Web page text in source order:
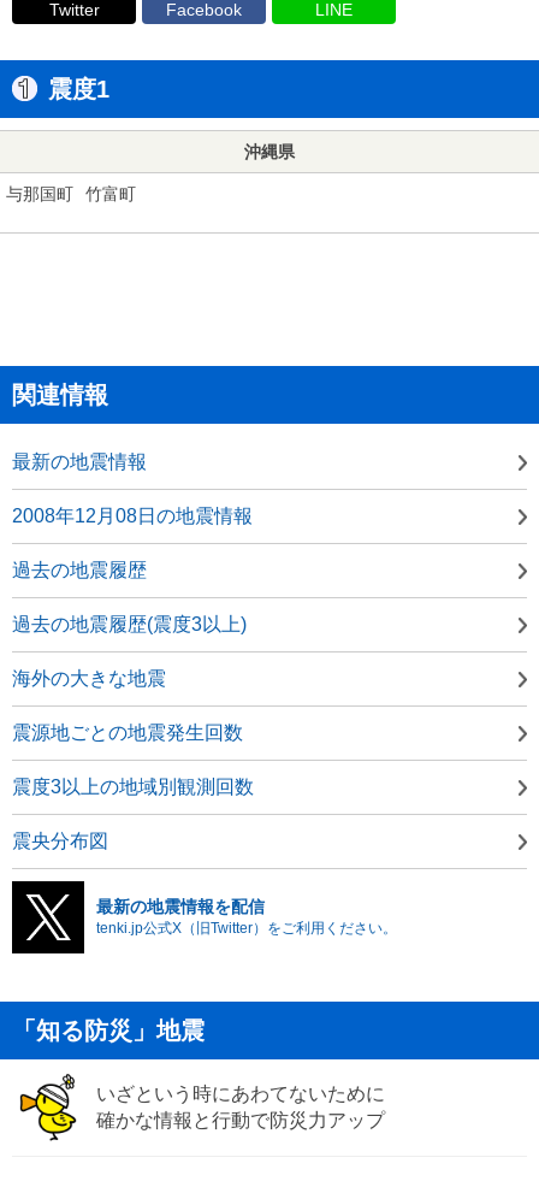
Twitter Facebook LINE
震度1
沖縄県
与那国町 竹富町
関連情報
最新の地震情報
2008年12月08日の地震情報
過去の地震履歴
過去の地震履歴(震度3以上)
海外の大きな地震
震源地ごとの地震発生回数
震度3以上の地域別観測回数
震央分布図
最新の地震情報を配信
tenki.jp公式X（旧Twitter）をご利用ください。
「知る防災」地震
いざという時にあわてないために
確かな情報と行動で防災力アップ